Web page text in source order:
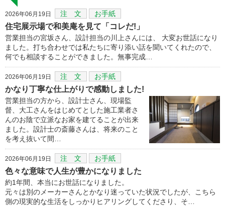
2026年06月19日 注 文 お手紙
住宅展示場で和美庵を見て「コレだ!」
営業担当の宮坂さん、設計担当の川上さんには、 大変お世話になり
ました。打ち合わせでは私たちに寄り添い話を聞いてくれたので、
何でも相談することができました。無事完成…
2026年06月19日 注 文 お手紙
かなり丁寧な仕上がりで感動しました!
営業担当の方から、設計士さん、現場監
督、大工さんをはじめてとした施工業者さ
んのお陰で立派なお家を建てることが出来
ました。設計士の斎藤さんは、将来のこと
を考え抜いて間…
2026年06月19日 注 文 お手紙
色々な意味で人生が豊かになりました
約1年間、本当にお世話になりました。
元々は別のメーカーさんとかなり迷っていた状況でしたが、こちら
側の現実的な生活をしっかりヒアリングしてくださり、そ…